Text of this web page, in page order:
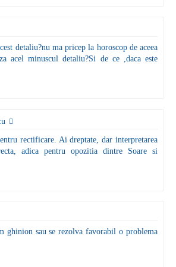
detaliu?nu ma pricep la horoscop de aceea
acel minuscul detaliu?Si de ce ,daca este
rectificare. Ai dreptate, dar interpretarea
adica pentru opozitia dintre Soare si
ghinion sau se rezolva favorabil o problema